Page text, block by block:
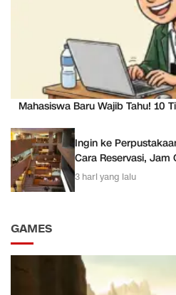
Mahasiswa Baru Wajib Tahu! 10
Ingin ke
Cara Reservasi, Jam
3 hari yang lalu
GAMES